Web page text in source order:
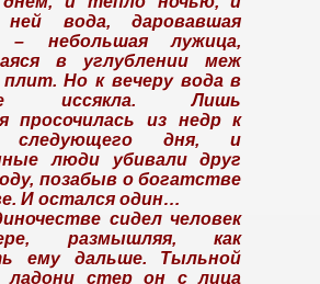
вода, даровавшая
– небольшая лужица,
в углублении меж
Но к вечеру вода в
иссякла. Лишь
просочилась из недр к
следующего дня, и
люди убивали друг
позабыв о богатстве
И остался один…
сидел человек
размышляя, как
ему дальше. Тыльной
ладони стер он с лица